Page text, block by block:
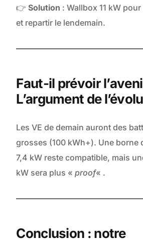
👉Solution : Wallbox 11 kW
et repartir le lendemain.
Faut-il prévoir
L’argument de
Les VE de demain auront des
grosses (100 kWh+). Une borne
7,4 kW reste compatible, mais
kW sera plus «proof« .
Conclusion : notre